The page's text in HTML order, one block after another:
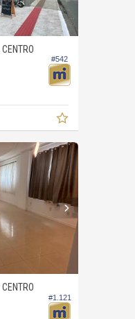
#542
CENTRO
#1.121
CENTRO